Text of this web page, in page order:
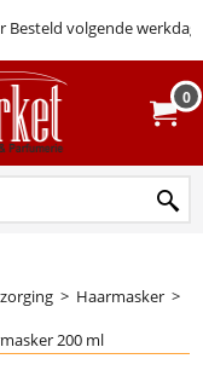
Besteld volgende werkdag
0
> Haarmasker >
200 ml